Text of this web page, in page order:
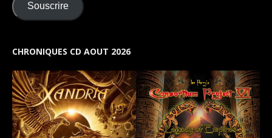
Souscrire
CHRONIQUES CD AOUT 2026